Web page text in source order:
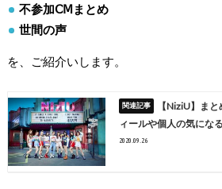
不参加ⅭⅯまとめ
世間の声
を、ご紹介いします。
【NiziU】ま
ィールや個人の気にな
2020.09.26